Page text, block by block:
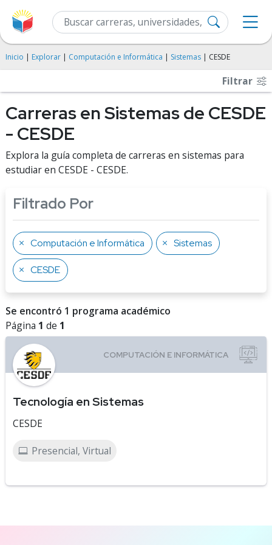
Inicio | Explorar | Computación e Informática | Sistemas | CESDE
Filtrar
Carreras en Sistemas de CESDE
- CESDE
Explora la guía completa de carreras en sistemas para
estudiar en CESDE - CESDE.
Filtrado Por
Computación e Informática Sistemas
CESDE
Se encontró 1 programa académico
Página 1 de 1
Tecnología en Sistemas
CESDE
Presencial, Virtual